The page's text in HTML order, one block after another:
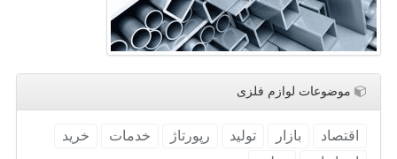
موضوعات لوازم فلزی
اقتصاد بازار تولید رپورتاژ خدمات
خرید